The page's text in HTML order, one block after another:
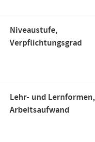
Niveaustufe,
Verpflichtungsgrad
Lehr- und Lernformen,
Arbeitsaufwand